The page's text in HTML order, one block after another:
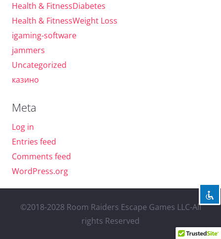
Health & FitnessDiabetes
Health & FitnessWeight Loss
igaming-software
jammers
Uncategorized
казино
Meta
Log in
Entries feed
Comments feed
WordPress.org
©2018-2028 Room Raiders Escape Games LLC-All
rights Reserved